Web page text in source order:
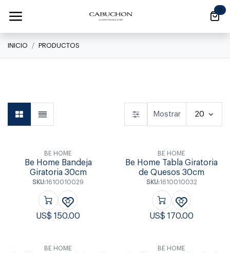
0
INICIO PRODUCTOS
Mostrar 20
BE HOME
Be Home Bandeja
Giratoria 30cm
SKU:1610010029
US$150.00
BE HOME
Be Home Tabla Giratoria
de Quesos 30cm
SKU:1610010032
US$170.00
BE HOME BE HOME